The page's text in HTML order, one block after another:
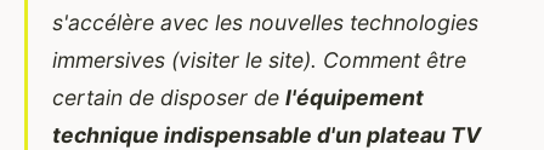
s'accélère avec les nouvelles technologies
immersives (visiter le site). Comment être
certain de disposer de l'équipement
technique indispensable d'un plateau TV